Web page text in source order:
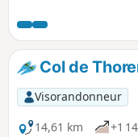
alentour, et le Lac
Col de
Visorandonneur
14,61 km
+1